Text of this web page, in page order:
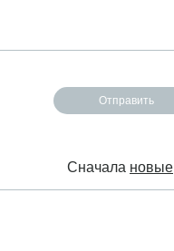
Сначала новые